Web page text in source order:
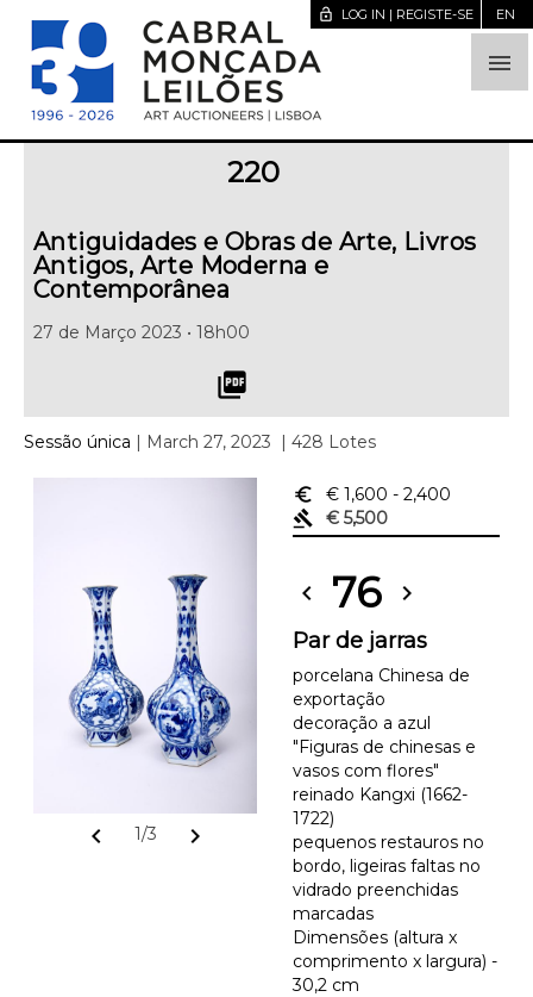

lock_open LOG IN | REGISTE-SE EN
220
Antiguidades e Obras de Arte, Livros
Antigos, Arte Moderna e
Contemporânea
27 de Março 2023 • 18h00
picture_as_pdf
Sessão única | March 27, 2023 | 428 Lotes
chevron_left 1/3 chevron_right
euro_symbol € 1,600 - 2,400
gavel
€ 5,500
chevron_left 76 chevron_right
Par de jarras
porcelana Chinesa de
exportação
decoração a azul
"Figuras de chinesas e
vasos com flores"
reinado Kangxi (1662-
1722)
pequenos restauros no
bordo, ligeiras faltas no
vidrado preenchidas
marcadas
Dimensões (altura x
comprimento x largura) -
30,2 cm